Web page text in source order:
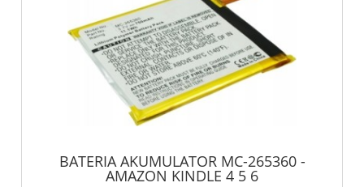
BATERIA AKUMULATOR MC-265360 -
AMAZON KINDLE 4 5 6